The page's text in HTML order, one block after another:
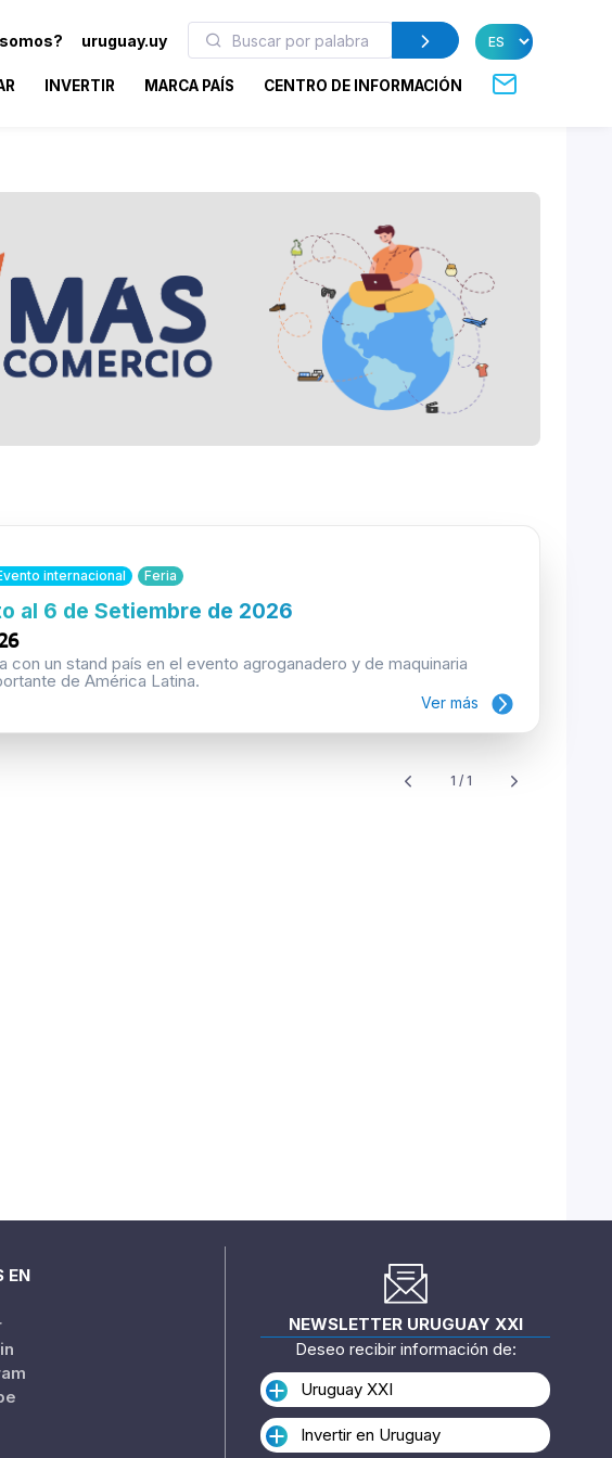
uruguay.uy
INVERTIR MARCA PAÍS CENTRO DE INFORMACIÓN
internacional Feria
al 6 de Setiembre de 2026
con un stand país en el evento agroganadero y de maquinaria
de América Latina.
Ver más
1 / 1
EN
NEWSLETTER URUGUAY XXI
Deseo recibir información de:
Uruguay XXI
Invertir en Uruguay